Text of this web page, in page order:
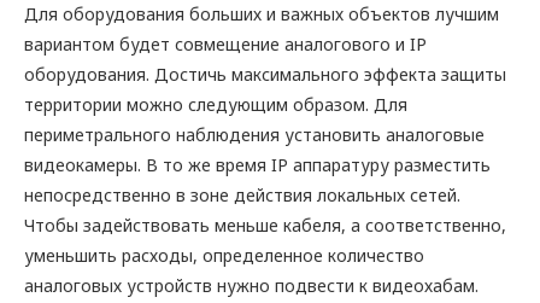
Для оборудования больших и важных объектов лучшим
вариантом будет совмещение аналогового и IP
оборудования. Достичь максимального эффекта защиты
территории можно следующим образом. Для
периметрального наблюдения установить аналоговые
видеокамеры. В то же время IP аппаратуру разместить
непосредственно в зоне действия локальных сетей.
Чтобы задействовать меньше кабеля, а соответственно,
уменьшить расходы, определенное количество
аналоговых устройств нужно подвести к видеохабам.